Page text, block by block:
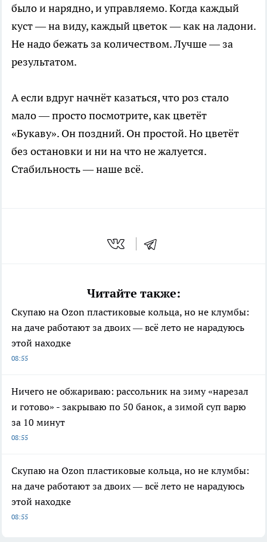
было и нарядно, и управляемо. Когда каждый
куст — на виду, каждый цветок — как на ладони.
Не надо бежать за количеством. Лучше — за
результатом.
А если вдруг начнёт казаться, что роз стало
мало — просто посмотрите, как цветёт
«Букаву». Он поздний. Он простой. Но цветёт
без остановки и ни на что не жалуется.
Стабильность — наше всё.
Читайте также:
Скупаю на Ozon пластиковые кольца, но не клумбы:
на даче работают за двоих — всё лето не нарадуюсь
этой находке
08:55
Ничего не обжариваю: рассольник на зиму «нарезал
и готово» - закрываю по 50 банок, а зимой суп варю
за 10 минут
08:55
Скупаю на Ozon пластиковые кольца, но не клумбы:
на даче работают за двоих — всё лето не нарадуюсь
этой находке
08:55